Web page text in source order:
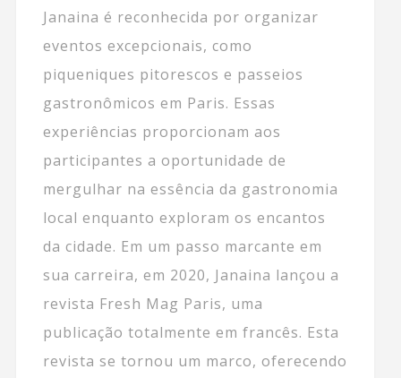
Janaina é reconhecida por organizar
eventos excepcionais, como
piqueniques pitorescos e passeios
gastronômicos em Paris. Essas
experiências proporcionam aos
participantes a oportunidade de
mergulhar na essência da gastronomia
local enquanto exploram os encantos
da cidade. Em um passo marcante em
sua carreira, em 2020, Janaina lançou a
revista Fresh Mag Paris, uma
publicação totalmente em francês. Esta
revista se tornou um marco, oferecendo